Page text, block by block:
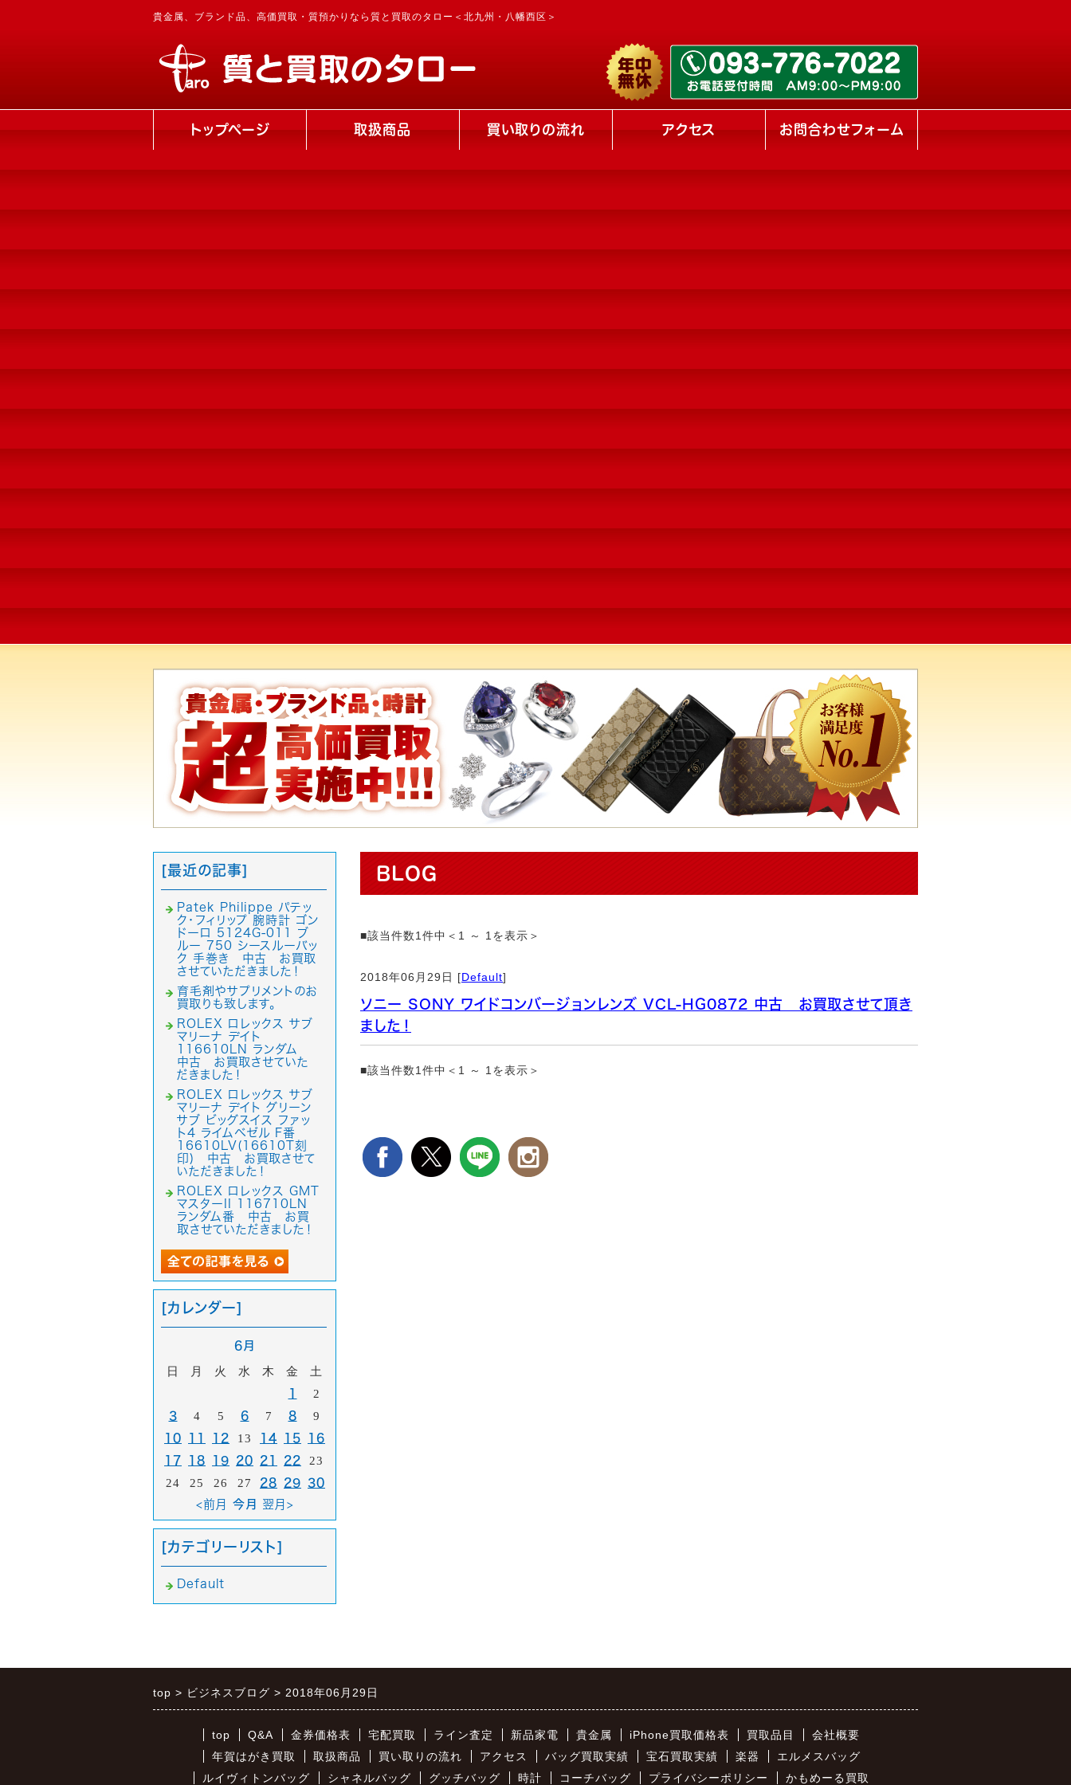
貴金属、ブランド品、高価買取・質預かりなら質と買取のタロー＜北九州・八幡西区＞
トップページ 取扱商品 買い取りの流れ アクセス お問合わせフォーム
BLOG
■該当件数1件中＜1 ～ 1を表示＞
2018年06月29日 [Default]
ソニー SONY ワイドコンバージョンレンズ VCL-HG0872 中古 お買取させて頂き
ました！
■該当件数1件中＜1 ～ 1を表示＞
[最近の記事]
Patek Philippe パテッ
ク・フィリップ 腕時計 ゴン
ドーロ 5124G-011 ブ
ルー 750 シースルーバッ
ク 手巻き 中古 お買取
させていただきました！
育毛剤やサプリメントのお
買取りも致します。
ROLEX ロレックス サブ
マリーナ デイト
116610LN ランダム
中古 お買取させていた
だきました！
ROLEX ロレックス サブ
マリーナ デイト グリーン
サブ ビッグスイス ファッ
ト4 ライムベゼル F番
16610LV(16610T刻
印) 中古 お買取させて
いただきました！
ROLEX ロレックス GMT
マスターII 116710LN
ランダム番 中古 お買
取させていただきました！
[カレンダー]
6月
日 月 火 水 木 金 土
1 2
3 4 5 6 7 8 9
10 11 12 13 14 15
16
17
18 19 20 21 22
23
24
25 26 27 28 29 30
<前月
今月 翌月>
[カテゴリーリスト]
Default
top ビジネスブログ 2018年06月29日
top Q&A 金券価格表 宅配買取 ライン査定 新品家電 貴金属 iPhone買取価格表 買取品目
会社概要
年賀はがき買取
取扱商品 買い取りの流れ アクセス バッグ買取実績 宝石買取実績 楽器
エルメスバッグ
ルイヴィトンバッグ
シャネルバッグ グッチバッグ 時計 コーチバッグ プライバシーポリシー かもめーる買取